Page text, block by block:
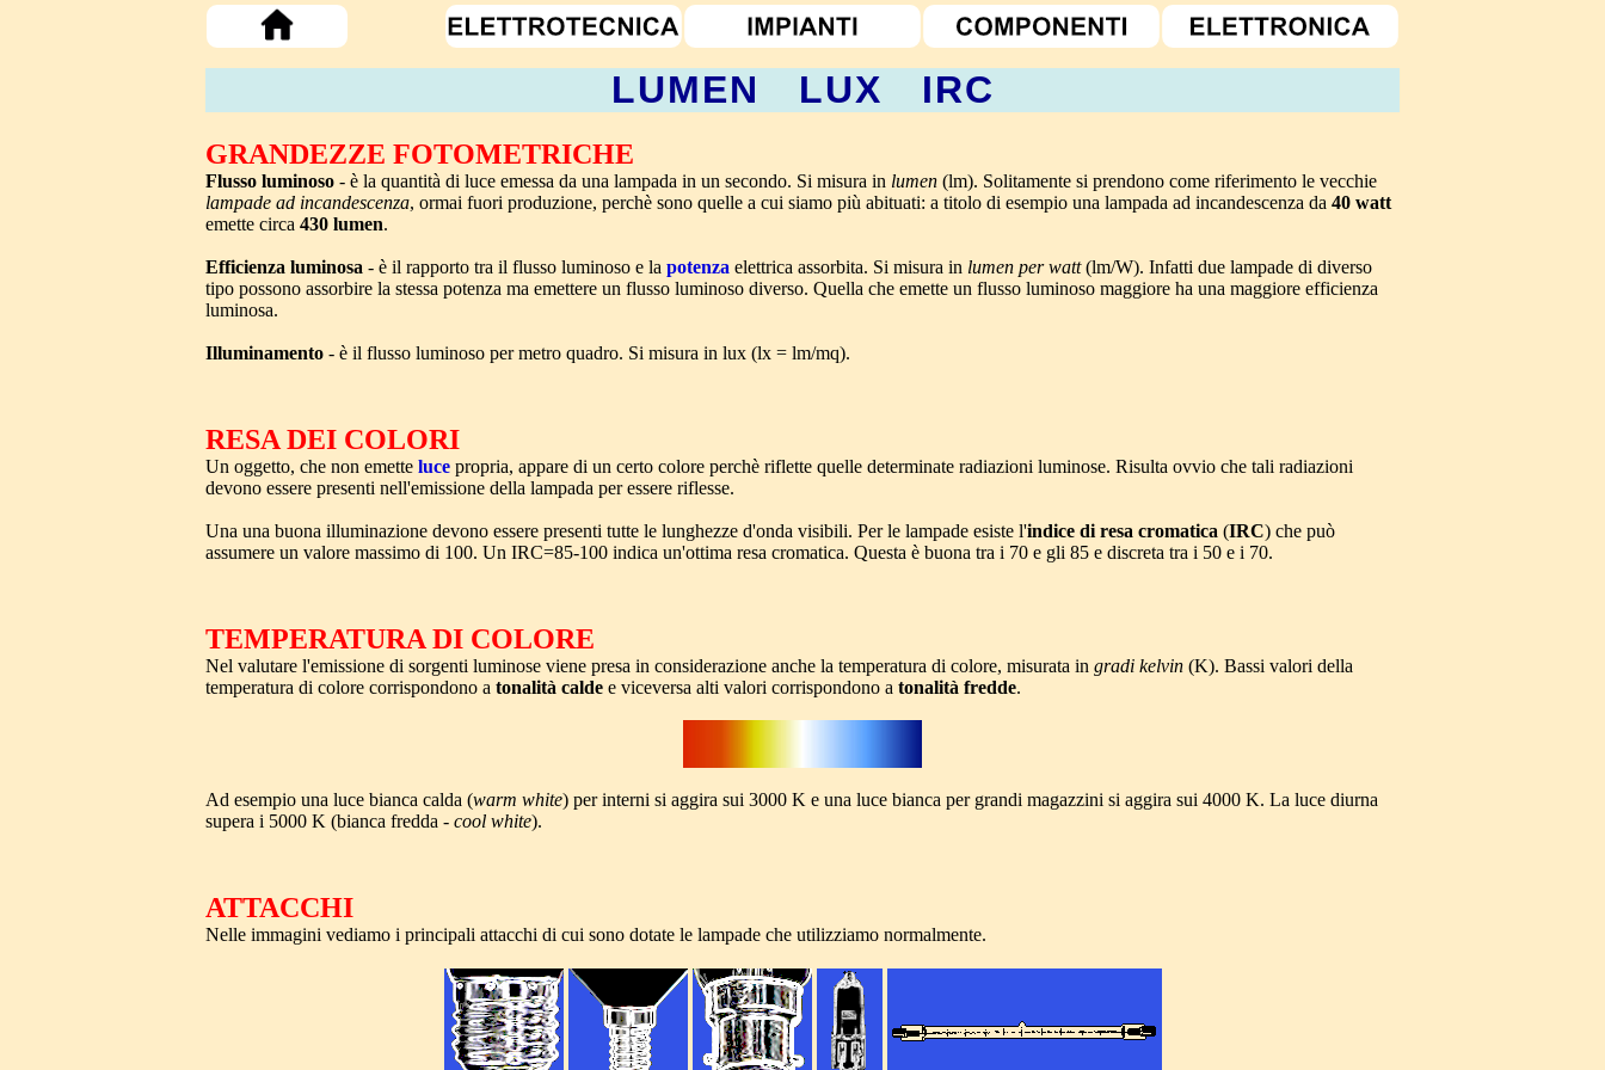
LUMEN LUX IRC
GRANDEZZE FOTOMETRICHE
Flusso luminoso - è la quantità di luce emessa da una lampada in un secondo. Si misura in lumen (lm). Solitamente si prendono come riferimento le vecchie
lampade ad incandescenza, ormai fuori produzione, perchè sono quelle a cui siamo più abituati: a titolo di esempio una lampada ad incandescenza da 40 watt
emette circa 430 lumen.
Efficienza luminosa - è il rapporto tra il flusso luminoso e la potenza elettrica assorbita. Si misura in lumen per watt(lm/W). Infatti due lampade di diverso
tipo possono assorbire la stessa potenza ma emettere un flusso luminoso diverso. Quella che emette un flusso luminoso maggiore ha una maggiore efficienza
luminosa.
Illuminamento - è il flusso luminoso per metro quadro. Si misura in lux (lx = lm/mq).
RESA DEI COLORI
Un oggetto, che non emette luce propria, appare di un certo colore perchè riflette quelle determinate radiazioni luminose. Risulta ovvio che tali radiazioni
devono essere presenti nell'emissione della lampada per essere riflesse.
Una una buona illuminazione devono essere presenti tutte le lunghezze d'onda visibili. Per le lampade esiste l'indice di resa cromatica (IRC) che può
assumere un valore massimo di 100. Un IRC=85-100 indica un'ottima resa cromatica. Questa è buona tra i 70 e gli 85 e discreta tra i 50 e i 70.
TEMPERATURA DI COLORE
Nel valutare l'emissione di sorgenti luminose viene presa in considerazione anche la temperatura di colore, misurata in gradi kelvin (K). Bassi valori della
temperatura di colore corrispondono a tonalità calde e viceversa alti valori corrispondono a tonalità fredde.
Ad esempio una luce bianca calda (warm white) per interni si aggira sui 3000 K e una luce bianca per grandi magazzini si aggira sui 4000 K. La luce diurna
supera i 5000 K (bianca fredda - cool white).
ATTACCHI
Nelle immagini vediamo i principali attacchi di cui sono dotate le lampade che utilizziamo normalmente.